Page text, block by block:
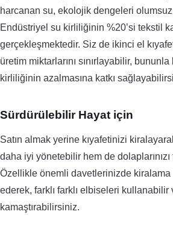
harcanan su, ekolojik dengeleri
Endüstriyel su kirliliğinin %20’si tekstil
gerçekleşmektedir. Siz de ikinci el
üretim miktarlarını sınırlayabilir,
kirliliğinin azalmasına katkı
Sürdürülebilir Hayat için
Satın almak yerine kıyafetinizi
daha iyi yönetebilir hem de
Özellikle önemli davetlerinizde kiralama
ederek, farklı farklı elbiseleri kullanabilir
kamaştırabilirsiniz.